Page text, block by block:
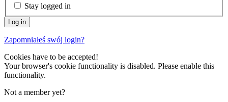
Stay logged in
Zapomniałeś swój login?
Cookies have to be accepted!
Your browser's cookie functionality is disabled. Please enable this
functionality.
Not a member yet?